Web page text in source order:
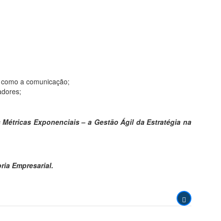
a comunicação;
Métricas Exponenciais – a Gestão Ágil da Estratégia na
Empresarial.